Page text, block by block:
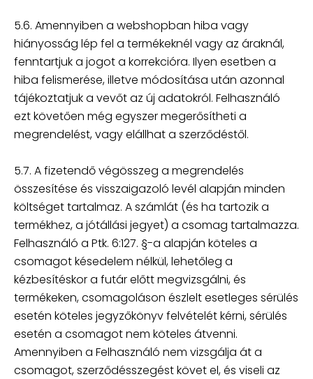
5.6. Amennyiben a webshopban hiba vagy
hiányosság lép fel a termékeknél vagy az áraknál,
fenntartjuk a jogot a korrekcióra. Ilyen esetben a
hiba felismerése, illetve módosítása után azonnal
tájékoztatjuk a vevőt az új adatokról. Felhasználó
ezt követően még egyszer megerősítheti a
megrendelést, vagy elállhat a szerződéstől.
5.7. A fizetendő végösszeg a megrendelés
összesítése és visszaigazoló levél alapján minden
költséget tartalmaz. A számlát (és ha tartozik a
termékhez, a jótállási jegyet) a csomag tartalmazza.
Felhasználó a Ptk. 6:127. §-a alapján köteles a
csomagot késedelem nélkül, lehetőleg a
kézbesítéskor a futár előtt megvizsgálni, és
termékeken, csomagoláson észlelt esetleges sérülés
esetén köteles jegyzőkönyv felvételét kérni, sérülés
esetén a csomagot nem köteles átvenni.
Amennyiben a Felhasználó nem vizsgálja át a
csomagot, szerződésszegést követ el, és viseli az